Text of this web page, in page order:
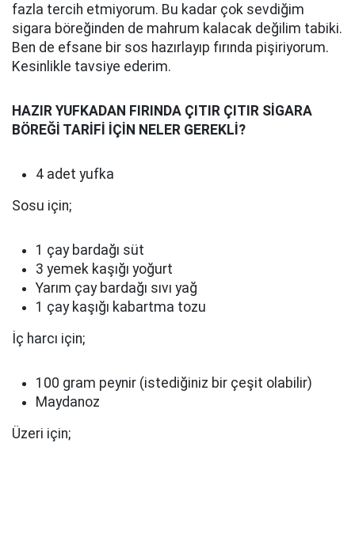
fazla tercih etmiyorum. Bu kadar çok sevdiğim
sigara böreğinden de mahrum kalacak değilim tabiki.
Ben de efsane bir sos hazırlayıp fırında pişiriyorum.
Kesinlikle tavsiye ederim.
HAZIR YUFKADAN FIRINDA ÇITIR ÇITIR SİGARA
BÖREĞİ TARİFİ İÇİN NELER GEREKLİ?
4 adet yufka
Sosu için;
1 çay bardağı süt
3 yemek kaşığı yoğurt
Yarım çay bardağı sıvı yağ
1 çay kaşığı kabartma tozu
İç harcı için;
100 gram peynir (istediğiniz bir çeşit olabilir)
Maydanoz
Üzeri için;